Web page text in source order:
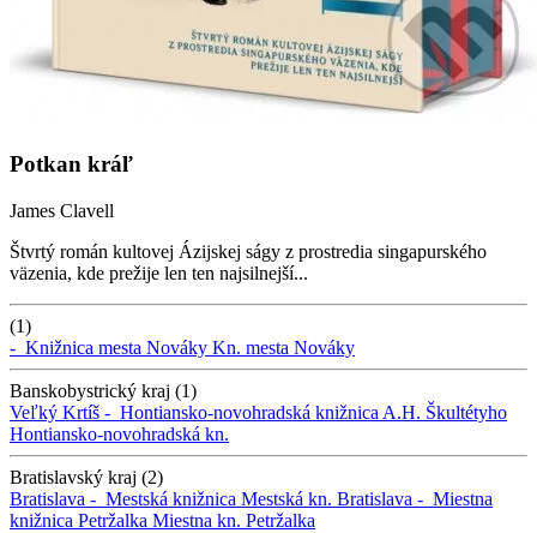
Potkan kráľ
James Clavell
Štvrtý román kultovej Ázijskej ságy z prostredia singapurského
väzenia, kde prežije len ten najsilnejší...
(1)
- Knižnica mesta Nováky Kn. mesta Nováky
Banskobystrický kraj (1)
Veľký Krtíš - Hontiansko-novohradská knižnica A.H. Škultétyho
Hontiansko-novohradská kn.
Bratislavský kraj (2)
Bratislava - Mestská knižnica Mestská kn. Bratislava - Miestna
knižnica Petržalka Miestna kn. Petržalka